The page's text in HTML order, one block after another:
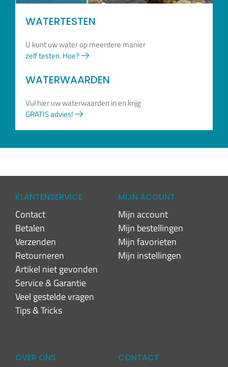
WATERTESTEN
U kunt uw water op meerdere manier
zelf testen. Hoe?
WATERWAARDEN
Vul hier uw waterwaarden in en krijg
GRATIS advies!
KLANTENSERVICE
Contact
Betalen
Verzenden
Retourneren
Artikel niet gevonden
Service & Garantie
Veel gestelde vragen
Tips & Tricks
MIJN ACOUNT
Mijn account
Mijn bestellingen
Mijn favorieten
Mijn instellingen
OVER ONS CONTACT